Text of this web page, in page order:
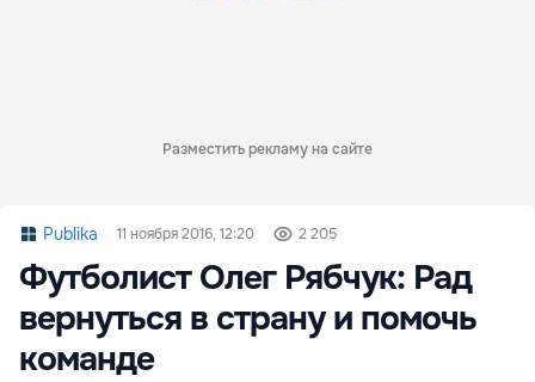
Разместить рекламу на сайте
Publika 11 ноября 2016, 12:20 2 205
Футболист Олег Рябчук: Рад
вернуться в страну и помочь
команде